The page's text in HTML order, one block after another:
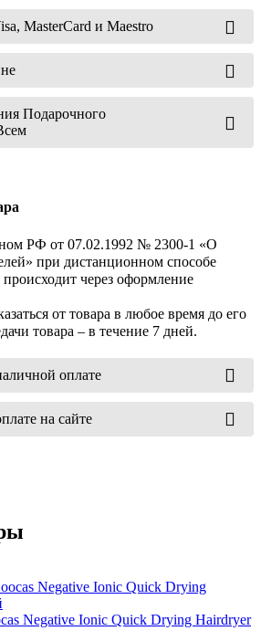
MasterCard и Maestro
Подарочного
РФ от 07.02.1992 № 2300-1 «О
при дистанционном способе
через оформление
от товара в любое время до его
товара – в течение 7 дней.
оплате
на сайте
Negative Ionic Quick Drying Hairdryer